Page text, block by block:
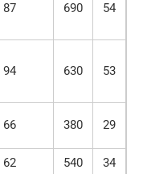
87 690 54
94 630 53
66 380 29
62 540
34